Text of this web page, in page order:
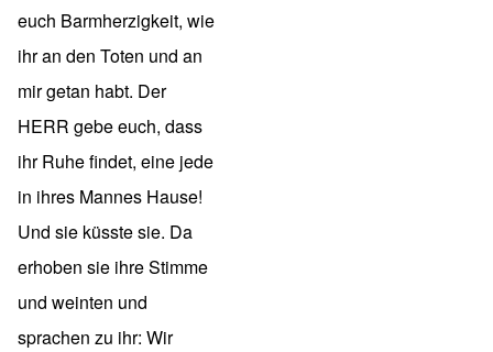
euch Barmherzigkeit, wie
ihr an den Toten und an
mir getan habt. Der
HERR gebe euch, dass
ihr Ruhe findet, eine jede
in ihres Mannes Hause!
Und sie küsste sie. Da
erhoben sie ihre Stimme
und weinten und
sprachen zu ihr: Wir